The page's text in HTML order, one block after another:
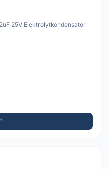
25V Elektrolytkondensator